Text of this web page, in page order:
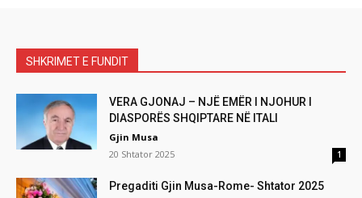
SHKRIMET E FUNDIT
VERA GJONAJ – NJË EMËR I NJOHUR I
DIASPORËS SHQIPTARE NË ITALI
Gjin Musa
20 Shtator 2025
1
Pregaditi Gjin Musa-Rome- Shtator 2025